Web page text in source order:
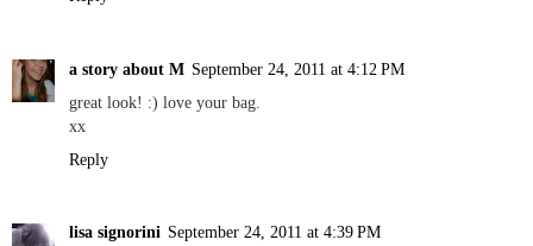
a story about M September 24, 2011 at 4:12 PM
great look! :) love your bag.
xx
Reply
lisa signorini September 24, 2011 at 4:39 PM